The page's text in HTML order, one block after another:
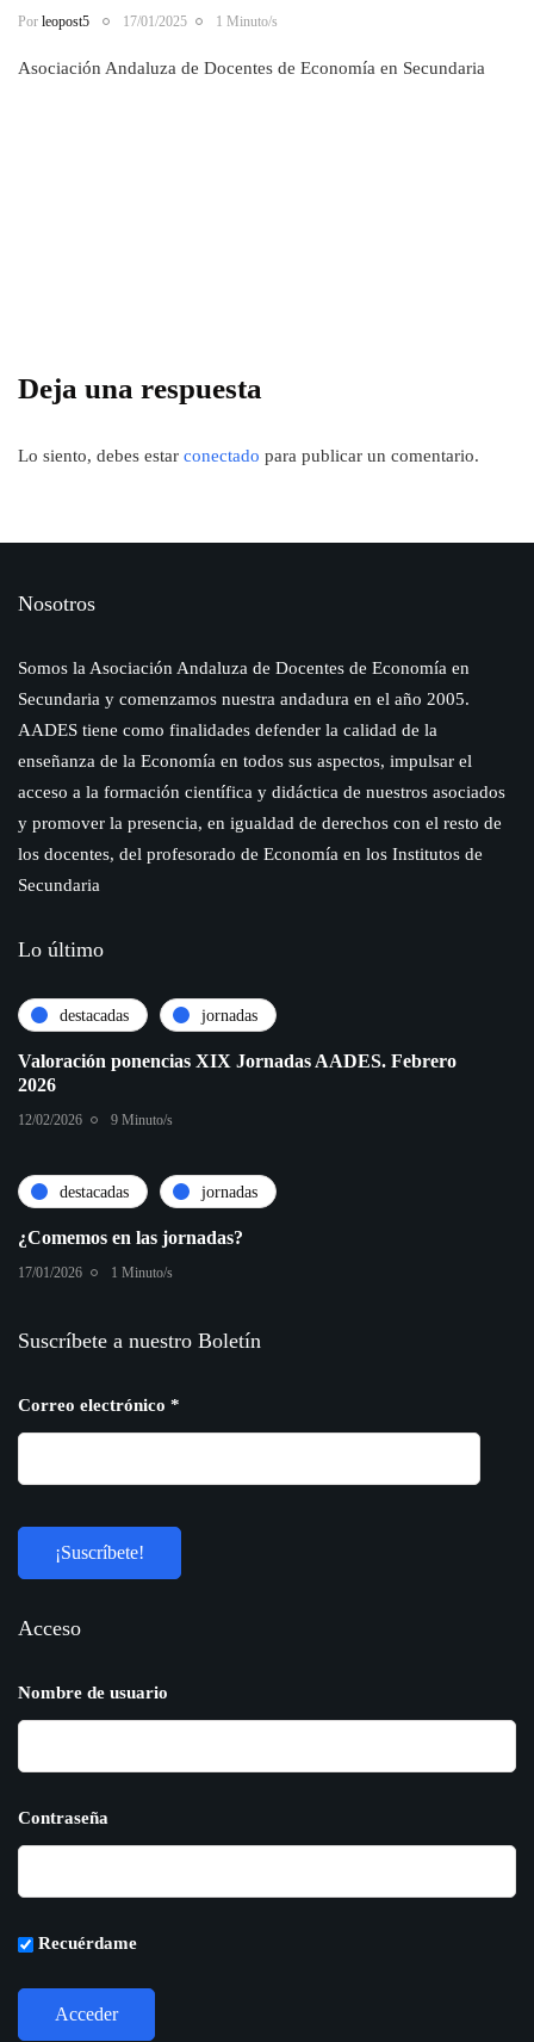
Por leopost5 17/01/2025 1 Minuto/s
Asociación Andaluza de Docentes de Economía en Secundaria
Deja una respuesta
Lo siento, debes estar conectado para publicar un comentario.
Nosotros
Somos la Asociación Andaluza de Docentes de Economía en
Secundaria y comenzamos nuestra andadura en el año 2005.
AADES tiene como finalidades defender la calidad de la
enseñanza de la Economía en todos sus aspectos, impulsar el
acceso a la formación científica y didáctica de nuestros asociados
y promover la presencia, en igualdad de derechos con el resto de
los docentes, del profesorado de Economía en los Institutos de
Secundaria
Lo último
destacadas jornadas
Valoración ponencias XIX Jornadas AADES. Febrero
2026
12/02/2026 9 Minuto/s
destacadas jornadas
¿Comemos en las jornadas?
17/01/2026 1 Minuto/s
Suscríbete a nuestro Boletín
Correo electrónico *
Acceso
Nombre de usuario
Contraseña
Recuérdame